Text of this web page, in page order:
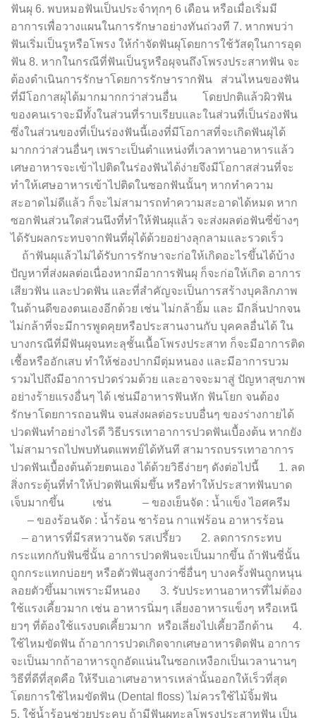
ฟันผุ 6. พบหมอฟันเป็นประจำทุกๆ 6 เดือน หรือเมื่อเริ่มมี
อาการเพื่อวางแผนในการรักษาอย่างทันถ่วงที 7. หากพบว่า
ฟันเริ่มเป็นรูหรือโพรง ให้กำจัดฟันผุโดยการใช้วัสดุในการอุด
ฟัน 8. หากในกรณีที่ฟันเป็นรูหรือผุจนถึงโพรงประสาทฟัน จะ
ต้องดำเนินการรักษาโดยการรักษารากฟัน ส่วนไหนของฟัน
ที่มีโอกาสผุได้มากมากกว่าส่วนอื่น โดยปกติแล้วผิวฟัน
ของคนเราจะมีทั้งในส่วนที่ราบเรียบและในส่วนที่เป็นร่องฟัน
ซึ่งในส่วนของที่เป็นร่องฟันนี้เองที่มีโอกาสที่จะเกิดฟันผุได้
มากกว่าส่วนอื่นๆ เพราะเป็นตำแหน่งที่เวลาทานอาหารแล้ว
เศษอาหารจะเข้าไปติดในร่องฟันได้ง่ายจึงมีโอกาสส่วนที่จะ
ทำให้เศษอาหารเข้าไปติดในซอกฟันนั้นๆ หากทำความ
สะอาดไม่ดีแล้ว ก็จะไม่สามารถทำความสะอาดได้หมด หาก
ซอกฟันส่วนใดส่วนนึงที่ทำให้ฟันผุแล้ว จะส่งผลต่อฟันซี่ข้างๆ
ได้รับผลกระทบจากฟันที่ผุได้ด้วยอย่างลุกลามและรวดเร็ว
ถ้าฟันผุแล้วไม่ได้รับการรักษาจะก่อให้เกิดอะไรขึ้นได้บ้าง
ปัญหาที่ส่งผลต่อเนื่องหากมีอาการฟันผุ ก็จะก่อให้เกิด อาการ
เสียวฟัน และปวดฟัน และที่สำคัญจะเป็นการสร้างบุคลิกภาพ
ในด้านดีของตนเองอีกด้วย เช่น ไม่กล้ายิ้ม และ มีกลิ่นปากจน
ไม่กล้าที่จะมีการพูดคุยหรือประสานงานกับ บุคคลอื่นได้ ใน
บางกรณีที่มีฟันผุจนทะลุชั้นเนื้อโพรงประสาท ก็จะมีอาการติด
เชื้อหรืออักเสบ ทำให้ช่องปากมีตุ่มหนอง และมีอาการบวม
รวมไปถึงมีอาการปวดร่วมด้วย และอาจจะมาสู่ ปัญหาสุขภาพ
อย่างร้ายแรงอื่นๆ ได้ เช่นมีอาหารฟันหัก ฟันโยก จนต้อง
รักษาโดยการถอนฟัน จนส่งผลต่อระบบอื่นๆ ของร่างกายได้
ปวดฟันทำอย่างไรดี วิธีบรรเทาอาการปวดฟันเบื้องต้น หากยัง
ไม่สามารถไปพบทันตแพทย์ได้ทันที สามารถบรรเทาอาการ
ปวดฟันเบื้องต้นด้วยตนเอง ได้ด้วยวิธีง่ายๆ ดังต่อไปนี้ 1. ลด
สิ่งกระตุ้นที่ทำให้ปวดฟันเพิ่มขึ้น หรือทำให้ประสาทฟันบาด
เจ็บมากขึ้น เช่น – ของเย็นจัด : น้ำแข็ง ไอศครีม
– ของร้อนจัด : น้ำร้อน ชาร้อน กาแฟร้อน อาหารร้อน
– อาหารที่มีรสหวานจัด รสเปรี้ยว 2. ลดการกระทบ
กระแทกกับฟันซี่นั้น อาการปวดฟันจะเป็นมากขึ้น ถ้าฟันซี่นั้น
ถูกกระแทกบ่อยๆ หรือตัวฟันสูงกว่าซี่อื่นๆ บางครั้งฟันถูกหนุน
ลอยตัวขึ้นมาเพราะมีหนอง 3. รับประทานอาหารที่ไม่ต้อง
ใช้แรงเคี้ยวมาก เช่น อาหารนิ่มๆ เลี่ยงอาหารแข็งๆ หรือเหนี
ยวๆ ที่ต้องใช้แรงบดเคี้ยวมาก หรือเลี่ยงไปเคี้ยวอีกด้าน 4.
ใช้ไหมขัดฟัน ถ้าอาการปวดเกิดจากเศษอาหารติดฟัน อาการ
จะเป็นมากถ้าอาหารถูกอัดแน่นในซอกเหงือกเป็นเวลานานๆ
วิธีที่ดีที่สุดคือ ให้รีบเอาเศษอาหารเหล่านั้นออกให้เร็วที่สุด
โดยการใช้ไหมขัดฟัน (Dental floss) ไม่ควรใช้ไม้จิ้มฟัน
5. ใช้น้ำร้อนช่วยประคบ ถ้ามีฟันผุทะลุโพรงประสาทฟัน เป็น